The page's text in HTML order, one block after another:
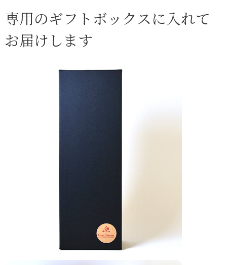
専用のギフトボックスに入れて
お届けします